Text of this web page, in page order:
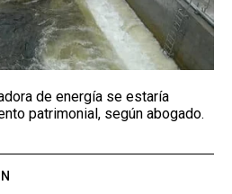
de energía se estaría
patrimonial, según abogado.